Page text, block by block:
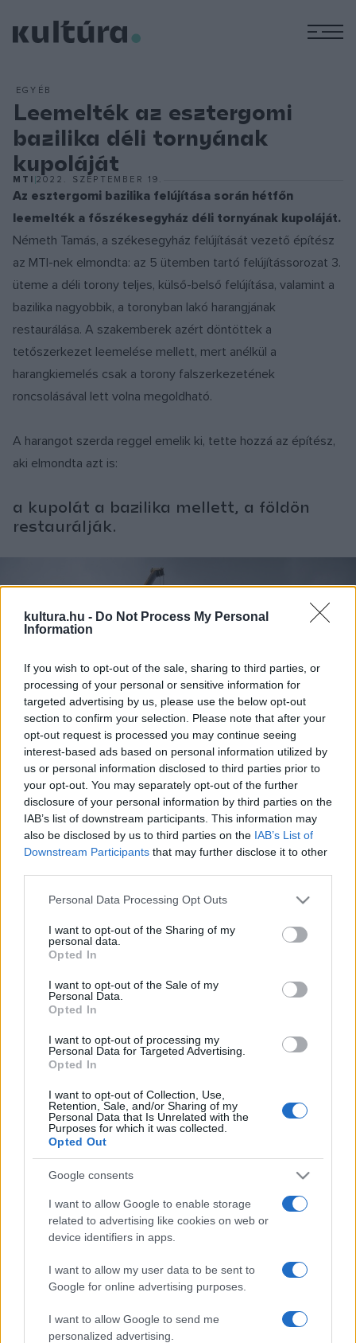
kultura.hu - Do Not Process My Personal
Information
If you wish to opt-out of the sale, sharing to third parties, or
processing of your personal or sensitive information for
targeted advertising by us, please use the below opt-out
section to confirm your selection. Please note that after your
opt-out request is processed you may continue seeing
interest-based ads based on personal information utilized by
us or personal information disclosed to third parties prior to
your opt-out. You may separately opt-out of the further
disclosure of your personal information by third parties on the
IAB’s list of downstream participants. This information may
also be disclosed by us to third parties on the IAB’s List of
Downstream Participants that may further disclose it to other
Please note that this website/app uses one or more Google
not limited to your visit or usage behaviour. You may click to
grant or deny consent to Google and its third-party tags to
use your data for below specified purposes in below Google
consent section.
Personal Data Processing Opt Outs
I want to opt-out of the Sharing of my
personal data.
Opted In
I want to opt-out of the Sale of my
Personal Data.
Opted In
I want to opt-out of processing my
Personal Data for Targeted Advertising.
Opted In
I want to opt-out of Collection, Use,
Retention, Sale, and/or Sharing of my
Personal Data that Is Unrelated with the
Purposes for which it was collected.
Opted Out
Google consents
I want to allow Google to enable storage
related to advertising like cookies on web or
device identifiers in apps.
I want to allow my user data to be sent to
Google for online advertising purposes.
I want to allow Google to send me
personalized advertising.
EGYÉB
Leemelték az esztergomi
bazilika déli tornyának
kupoláját
MTI 2022. SZEPTEMBER 19.
Az esztergomi bazilika felújítása során hétfőn
leemelték a főszékesegyház déli tornyának kupoláját.
Németh Tamás, a székesegyház felújítását vezető építész
az MTI-nek elmondta: az 5 ütemben tartó felújítássorozat 3.
üteme a déli torony teljes, külső-belső felújítása, valamint a
bazilika nagyobbik, a toronyban lakó harangjának
restaurálása. A szakemberek azért döntöttek a
tetőszerkezet leemelése mellett, mert anélkül a
harangkiemelés csak a torony falszerkezetének
roncsolásával lett volna megoldható.
A harangot szerda reggel emelik ki, tette hozzá az építész,
aki elmondta azt is:
a kupolát a bazilika mellett, a földön
restaurálják.
A restaurátori dokumentáció és az engedélyeztetés után,
várhatóan egy hónap múlva kezdődik az acél tartószerkezet
felújítása és a rézlemez cseréje, amit így a járókelők, a
turisták is figyelemmel követhetnek majd egy erre a célra
kialakított dobogóról.
A kupola levételéhez Magyarország egyik legnagyobb
daruját használták, amely 75 méter magasra nyúlt fel, hogy
leemelje a tetőszerkezetet, melynek legmagasabb pontja, a
keresztje csaknem 60 méter magasan helyezkedett el.